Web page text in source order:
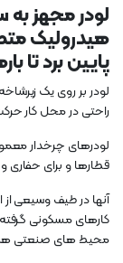
لودر مجهز
هیدرولیک
پایین برد تا
لودر بر روی یک
راحتی در محل کار
لودرهای چرخدار
قطارها و برای
آنها در طیف وسیعی
کارهای مسکونی
محیط های صنعتی